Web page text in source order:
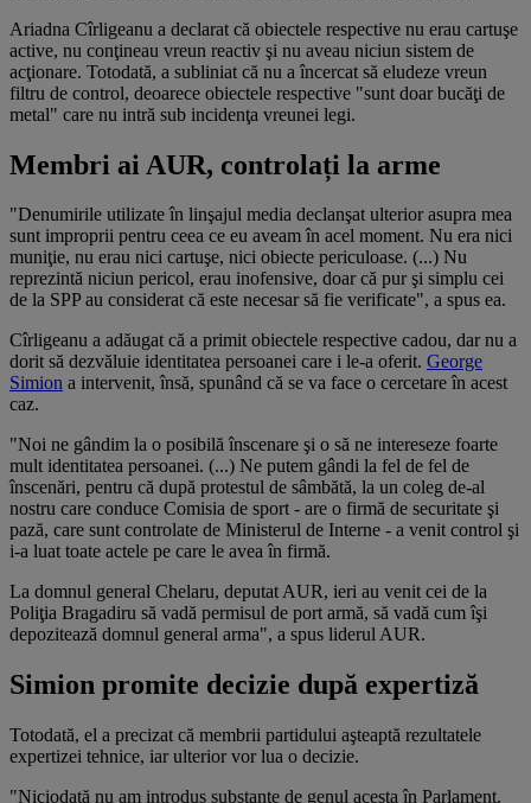
Ariadna Cîrligeanu a declarat că obiectele respective nu erau cartuşe
active, nu conţineau vreun reactiv şi nu aveau niciun sistem de
acţionare. Totodată, a subliniat că nu a încercat să eludeze vreun
filtru de control, deoarece obiectele respective "sunt doar bucăţi de
metal" care nu intră sub incidenţa vreunei legi.
Membri ai AUR, controlați la arme
"Denumirile utilizate în linşajul media declanşat ulterior asupra mea
sunt improprii pentru ceea ce eu aveam în acel moment. Nu era nici
muniţie, nu erau nici cartuşe, nici obiecte periculoase. (...) Nu
reprezintă niciun pericol, erau inofensive, doar că pur şi simplu cei
de la SPP au considerat că este necesar să fie verificate", a spus ea.
Cîrligeanu a adăugat că a primit obiectele respective cadou, dar nu a
dorit să dezvăluie identitatea persoanei care i le-a oferit. George
Simion a intervenit, însă, spunând că se va face o cercetare în acest
caz.
"Noi ne gândim la o posibilă înscenare şi o să ne intereseze foarte
mult identitatea persoanei. (...) Ne putem gândi la fel de fel de
înscenări, pentru că după protestul de sâmbătă, la un coleg de-al
nostru care conduce Comisia de sport - are o firmă de securitate şi
pază, care sunt controlate de Ministerul de Interne - a venit control şi
i-a luat toate actele pe care le avea în firmă.
La domnul general Chelaru, deputat AUR, ieri au venit cei de la
Poliţia Bragadiru să vadă permisul de port armă, să vadă cum îşi
depozitează domnul general arma", a spus liderul AUR.
Simion promite decizie după expertiză
Totodată, el a precizat că membrii partidului aşteaptă rezultatele
expertizei tehnice, iar ulterior vor lua o decizie.
"Niciodată nu am introdus substanţe de genul acesta în Parlament.